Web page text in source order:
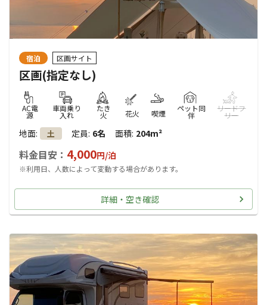
宿泊 区画サイト
区画(指定なし)
AC電
源
車両乗り
入れ
たき
火 花火 喫煙
ペット同
伴
リードフ
リー
地面: 土 定員: 6名 面積: 204m²
料金目安： 4,000円/泊
※利用日、人数によって変動する場合があります。
詳細・空き確認